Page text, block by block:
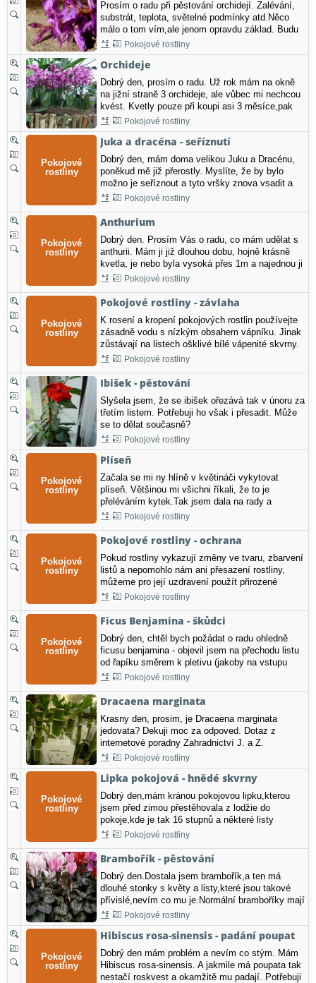
Prosím o radu při pěstování orchidejí. Zalévání,
substrát, teplota, světelné podmínky atd.Něco
málo o tom vím,ale jenom opravdu základ. Budu
vděční za každou drobnost. Děkuji.
Pokojové rostliny
Orchideje
Dobrý den, prosím o radu. Už rok mám na okně
na jižní straně 3 orchideje, ale vůbec mi nechcou
kvést. Kvetly pouze při koupi asi 3 měsíce,pak
opadaly a od té doby nic.Můžete mi poradit kde
dělám chybu. Děkuji za radu
Pokojové rostliny
Juka a dracéna - seříznutí
Dobrý den, mám doma velikou Juku a Dracénu,
poněkud mě již přerostly. Myslíte, že by bylo
možno je seříznout a tyto vršky znova vsadit a
vypěstovat z nich nové rostliny? Jinam je bohužel
jak na to.Děkuji za odpověď a přeji hezký den. JN
Pokojové rostliny
Anthurium
Dobrý den. Prosím Vás o radu, co mám udělat s
anthurii. Mám ji již dlouhou dobu, hojně krásně
kvetla, je nebo byla vysoká přes 1m a najednou ji
začaly žloutnout listy a celá rostlina zasychá.
Děkuji ŠM Dotaz z internetové poradny
Pokojové rostliny
Pokojové rostliny - závlaha
K rosení a kropení pokojových rostlin používejte
zásadně vodu s nízkým obsahem vápníku. Jinak
zůstávají na listech ošklivé bílé vápenité skvrny.
Ideální k zálivkám a rosení je dešťová voda o
krátké, počítá se každý paprsek světla. Prach,…
Pokojové rostliny
Ibišek - pěstování
Slyšela jsem, že se ibišek ořezává tak v únoru za
třetím listem. Potřebuji ho však i přesadit. Může
se to dělat současně?
Pokojové rostliny
Plíseň
Začala se mi ny hlíně v květináči vykytovat
plíseň. Většinou mi všichni říkali, že to je
přeléváním kytek.Tak jsem dala na rady a
nějakou dobu kytky nezalévala. Ale úproblém se
Pokojové rostliny
Pokojové rostliny - ochrana
Pokud rostliny vykazují změny ve tvaru, zbarvení
listů a nepomohlo nám ani přesazení rostliny,
můžeme pro její uzdravení použít přirozené
prostředky česnek a cibuli. 1)Do zeminy v
ho odstraníme. Nebo můžeme listy rostlin potřít
Pokojové rostliny
Ficus Benjamina - škůdci
Dobrý den, chtěl bych požádat o radu ohledně
ficusu benjamina - objevil jsem na přechodu listu
od řapíku směrem k pletivu (jakoby na vstupu
živin do listu - omlouvám se za amáterkou
chomáčky (něco mezi zbytky latexu a jakýmsi
Pokojové rostliny
Dracaena marginata
Krasny den, prosim, je Dracaena marginata
jedovata? Dekuji moc za odpoved. Dotaz z
internetové poradny Zahradnictví J. a Z.
KrulichoviPokojové rostliny
Lipka pokojová - hnědé skvrny
Dobrý den,mám kránou pokojovou lipku,kterou
jsem před zimou přestěhovala z lodžie do
pokoje,kde je tak 16 stupnů a některé listy
sežloutly a na některých se objevily hnědé
Děkkuji MD
Pokojové rostliny
Brambořík - pěstování
Dobrý den.Dostala jsem brambořík,a ten má
dlouhé stonky s květy a listy,které jsou takové
přívislé,nevím co mu je.Normální bramboříky mají
listy i květy ve svazcich a květy se tyčí do
výšky.Předem děkuji za odpověd EK Dotaz z
internetové poradny Zahradnictví J. a Z.
Krulichovi
Pokojové rostliny
Hibiscus rosa-sinensis - padání poupat
Dobrý den mám problém a nevím co stým. Mám
Hibiscus rosa-sinensis. A jakmile má poupata tak
nestačí roskvest a okamžitě mu padají. Potřebuji